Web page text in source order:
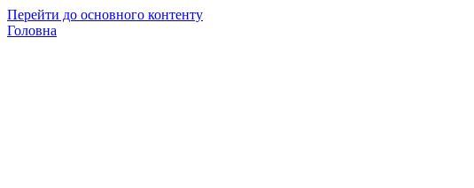
Перейти до основного контенту
Головна